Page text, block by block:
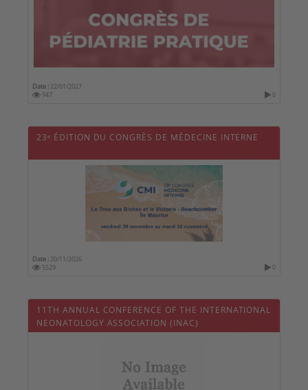
Date : 22/01/2027
947
0
23ᵉ ÉDITION DU CONGRÈS DE MÉDECINE INTERNE
Date : 20/11/2026
5529
0
11TH ANNUAL CONFERENCE OF THE INTERNATIONAL
NEONATOLOGY ASSOCIATION (INAC)